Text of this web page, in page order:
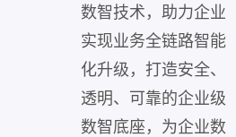
数智技术，助力企业
实现业务全链路智能
化升级，打造安全、
透明、可靠的企业级
数智底座，为企业数